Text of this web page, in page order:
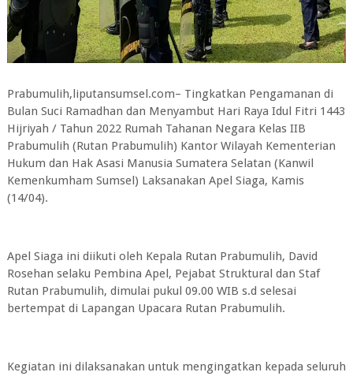
Prabumulih,liputansumsel.com– Tingkatkan Pengamanan di
Bulan Suci Ramadhan dan Menyambut Hari Raya Idul Fitri 1443
Hijriyah / Tahun 2022 Rumah Tahanan Negara Kelas IIB
Prabumulih (Rutan Prabumulih) Kantor Wilayah Kementerian
Hukum dan Hak Asasi Manusia Sumatera Selatan (Kanwil
Kemenkumham Sumsel) Laksanakan Apel Siaga, Kamis
(14/04).
Apel Siaga ini diikuti oleh Kepala Rutan Prabumulih, David
Rosehan selaku Pembina Apel, Pejabat Struktural dan Staf
Rutan Prabumulih, dimulai pukul 09.00 WIB s.d selesai
bertempat di Lapangan Upacara Rutan Prabumulih.
Kegiatan ini dilaksanakan untuk mengingatkan kepada seluruh